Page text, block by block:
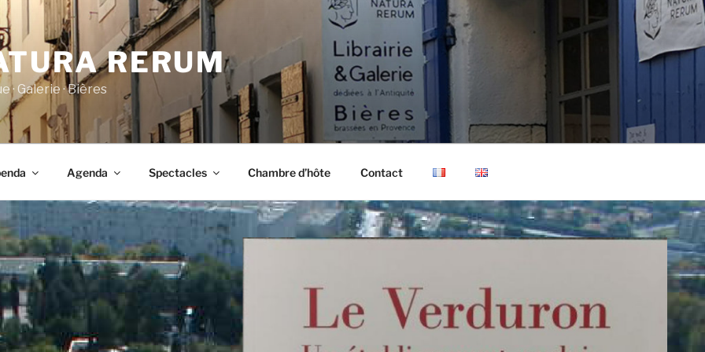
RERUM
· Galerie · Bières
Agenda Spectacles Chambre d’hôte Contact